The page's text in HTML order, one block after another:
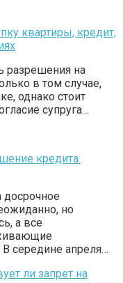
квартиры, кредит,
разрешения на
в том случае,
однако стоит
супруга…
кредита:
досрочное
но
а все
середине апреля…
ли запрет на